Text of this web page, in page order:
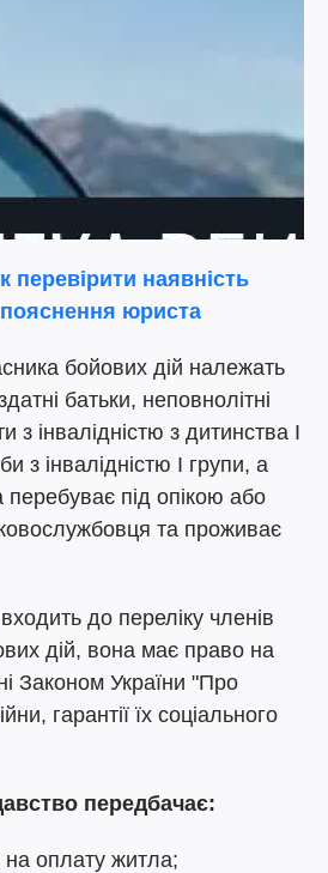
перевірити наявність
юриста
бойових дій належать
батьки, неповнолітні
з інвалідністю з дитинства I
з інвалідністю I групи, а
під опікою або
та проживає
до переліку членів
дій, вона має право на
Законом України "Про
гарантії їх соціального
передбачає:
на оплату житла;